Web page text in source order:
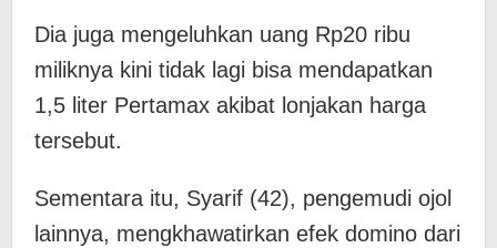
​Dia juga mengeluhkan uang Rp20 ribu
miliknya kini tidak lagi bisa mendapatkan
1,5 liter Pertamax akibat lonjakan harga
tersebut.
​Sementara itu, Syarif (42), pengemudi ojol
lainnya, mengkhawatirkan efek domino dari